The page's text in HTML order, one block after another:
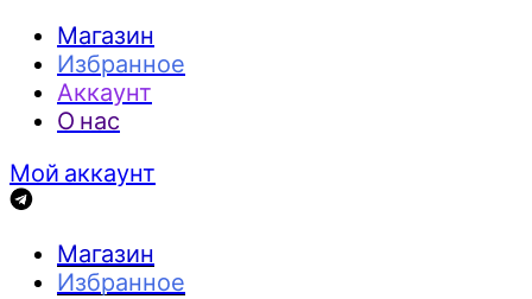
Магазин
Избранное
Аккаунт
О нас
Мой аккаунт
Магазин
Избранное